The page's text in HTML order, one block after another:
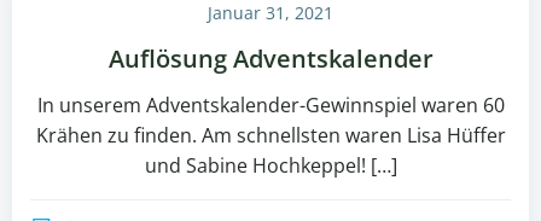
Januar 31, 2021
Auflösung Adventskalender
In unserem Adventskalender-Gewinnspiel waren 60
Krähen zu finden. Am schnellsten waren Lisa Hüffer
und Sabine Hochkeppel! […]